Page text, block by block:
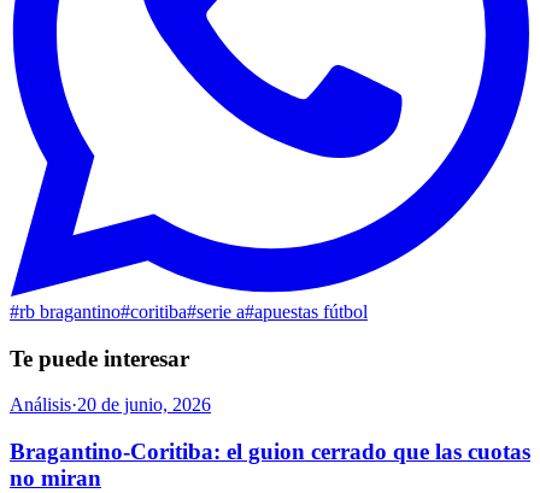
#rb bragantino#coritiba#serie a#apuestas fútbol
Te puede interesar
Análisis·20 de junio, 2026
Bragantino-Coritiba: el guion cerrado que las cuotas
no miran